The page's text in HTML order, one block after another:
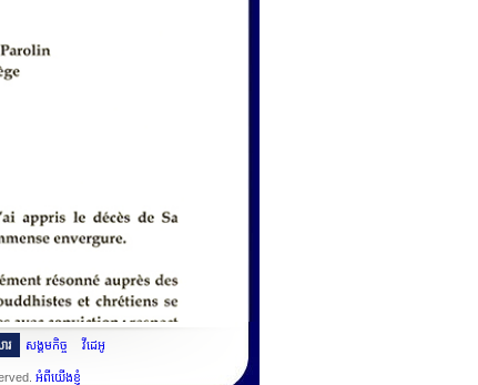
រ សង្គមកិច្ច វីដេអូ
អំពីយើងខ្ញុំ